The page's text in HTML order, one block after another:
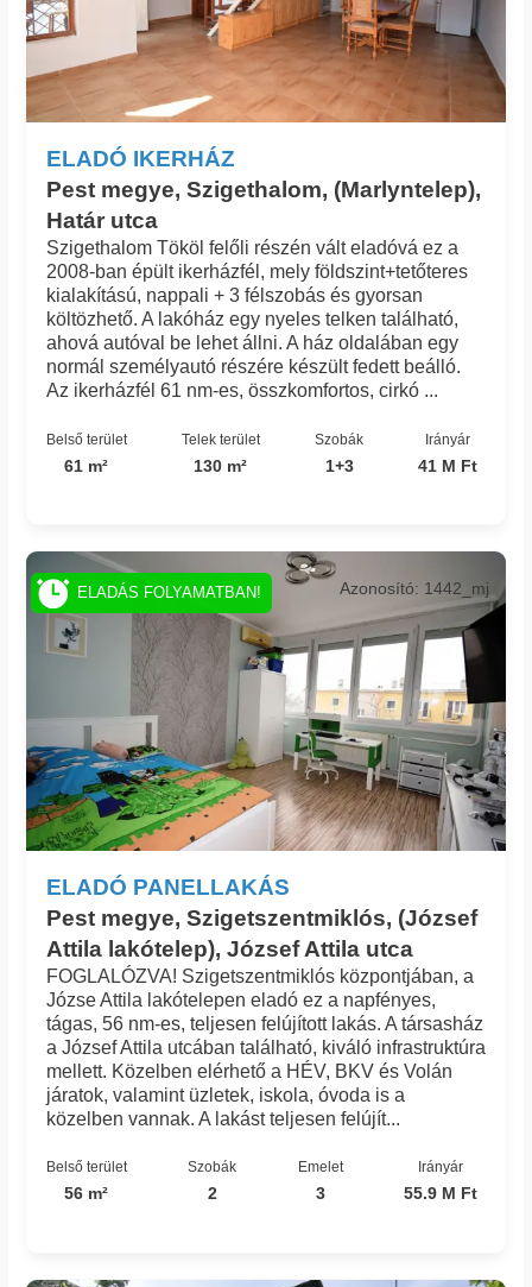
ELADÓ IKERHÁZ
Pest megye, Szigethalom, (Marlyntelep),
Határ utca
Szigethalom Tököl felőli részén vált eladóvá ez a
2008-ban épült ikerházfél, mely földszint+tetőteres
kialakítású, nappali + 3 félszobás és gyorsan
költözhető. A lakóház egy nyeles telken található,
ahová autóval be lehet állni. A ház oldalában egy
normál személyautó részére készült fedett beálló.
Az ikerházfél 61 nm-es, összkomfortos, cirkó ...
Belső terület
61 m²
Telek terület
130 m²
Szobák
1+3
Irányár
41 M Ft
ELADÓ PANELLAKÁS
Pest megye, Szigetszentmiklós, (József
Attila lakótelep), József Attila utca
Azonosító: 1442_mj
FOGLALÓZVA! Szigetszentmiklós központjában, a
Józse Attila lakótelepen eladó ez a napfényes,
tágas, 56 nm-es, teljesen felújított lakás. A társasház
a József Attila utcában található, kiváló infrastruktúra
mellett. Közelben elérhető a HÉV, BKV és Volán
járatok, valamint üzletek, iskola, óvoda is a
közelben vannak. A lakást teljesen felújít...
Belső terület
56 m²
Szobák
2
Emelet
3
Irányár
55.9 M Ft
ELADÁS FOLYAMATBAN!